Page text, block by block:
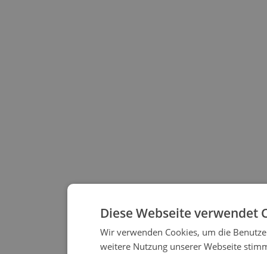
Diese Webseite verwendet
Wir verwenden Cookies, um die
weitere Nutzung unserer Webseite